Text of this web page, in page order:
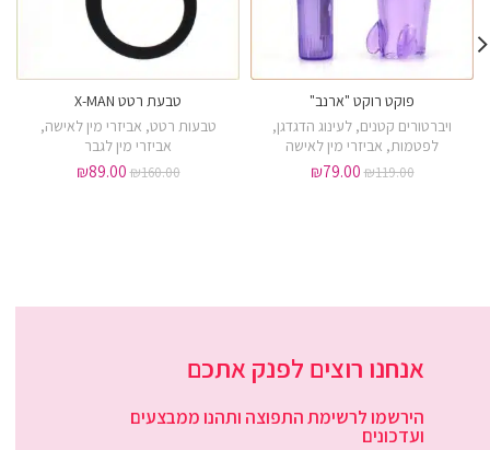
פוקט רוקט "ארנב"
ויברטורים קטנים, לעינוג הדגדגן,
לפטמות, אביזרי מין לאישה
₪119.00
₪79.00
טבעת רטט X-MAN
טבעות רטט, אביזרי מין לאישה,
אביזרי מין לגבר
₪160.00
₪89.00
אנחנו רוצים לפנק אתכם
הירשמו לרשימת התפוצה ותהנו ממבצעים
ועדכונים